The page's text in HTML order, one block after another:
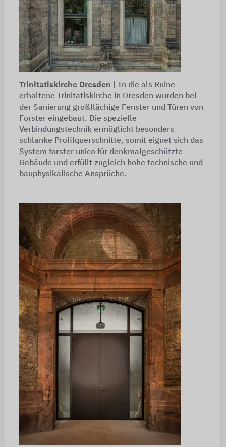
Trinitatiskirche Dresden | In die als Ruine
erhaltene Trinitatiskirche in Dresden wurden bei
der Sanierung großflächige Fenster und Türen von
Forster eingebaut. Die spezielle
Verbindungstechnik ermöglicht besonders
schlanke Profilquerschnitte, somit eignet sich das
System forster unico für denkmalgeschützte
Gebäude und erfüllt zugleich hohe technische und
bauphysikalische Ansprüche.